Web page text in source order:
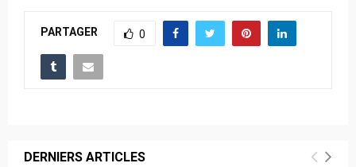
PARTAGER 0
DERNIERS ARTICLES